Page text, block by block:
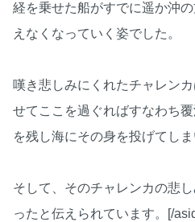
経を乗せた船がすでに遥か沖
えなくなっていく姿でした。
嘆き悲しみにくれたチャレン
せてここを過ぐればすなわち
を残し海にその身を投げてしま
そして、そのチャレンカの悲
ったと伝えられています。[/